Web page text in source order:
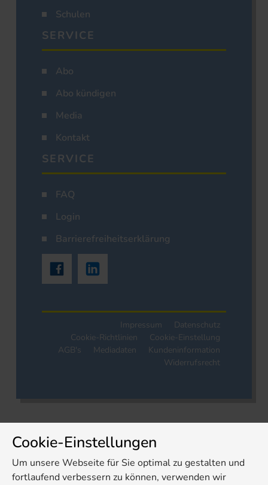
Schulen
SERVICE
Abo
Abo kündigen
Media
Kontakt
SERVICE
FAQ
Login
Barrierefreiheitserklärung
Impressum
Datenschutz
Cookie-Richtlinien
Cookie-Einstellung
AGB's
Mediadaten
Kundeninformation
Widerrufsrecht
Cookie-Einstellungen
Um unsere Webseite für Sie optimal zu gestalten und
fortlaufend verbessern zu können, verwenden wir